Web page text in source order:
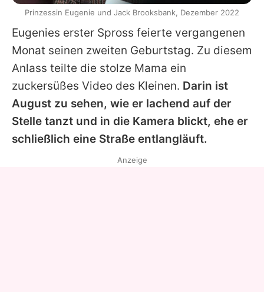
Eugenies erster Spross feierte vergangenen
Monat seinen zweiten Geburtstag. Zu diesem
Anlass teilte die stolze Mama ein
zuckersüßes Video des Kleinen. Darin ist
August zu sehen, wie er lachend auf der
Stelle tanzt und in die Kamera blickt, ehe er
schließlich eine Straße entlangläuft.
Prinzessin Eugenie und Jack Brooksbank, Dezember 2022
Anzeige